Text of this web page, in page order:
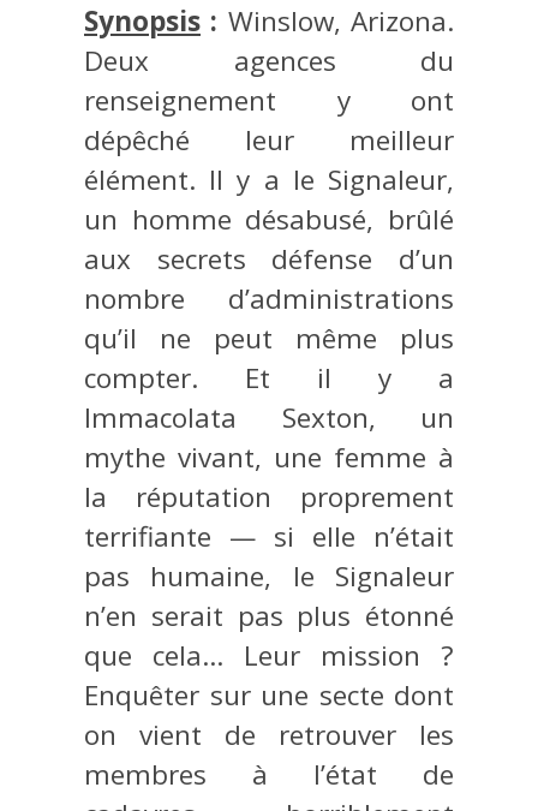
Synopsis : Winslow, Arizona.
Deux agences du
renseignement y ont
dépêché leur meilleur
élément. Il y a le Signaleur,
un homme désabusé, brûlé
aux secrets défense d’un
nombre d’administrations
qu’il ne peut même plus
compter. Et il y a
Immacolata Sexton, un
mythe vivant, une femme à
la réputation proprement
terrifiante — si elle n’était
pas humaine, le Signaleur
n’en serait pas plus étonné
que cela… Leur mission ?
Enquêter sur une secte dont
on vient de retrouver les
membres à l’état de